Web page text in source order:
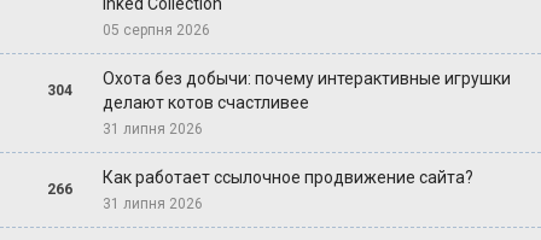
05 серпня 2026
304
Охота без добычи: почему интерактивные игрушки
делают котов счастливее
31 липня 2026
266
Как работает ссылочное продвижение сайта?
31 липня 2026